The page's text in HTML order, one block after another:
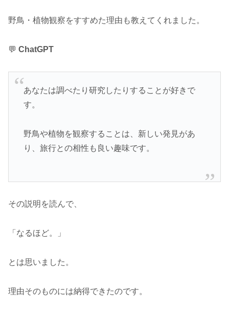
野鳥・植物観察をすすめた理由も教えてくれました。
💬 ChatGPT
あなたは調べたり研究したりすることが好きで
す。
野鳥や植物を観察することは、新しい発見があ
り、旅行との相性も良い趣味です。
その説明を読んで、
「なるほど。」
とは思いました。
理由そのものには納得できたのです。